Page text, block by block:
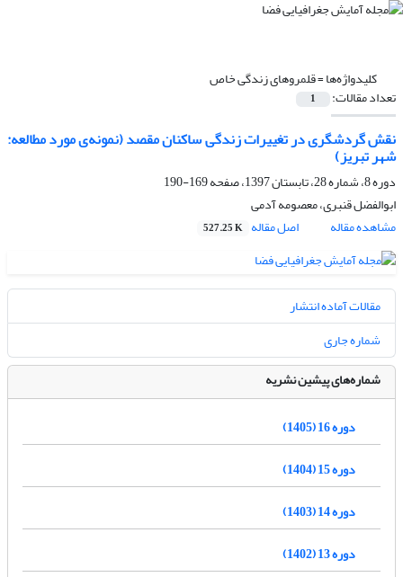
کلیدواژه‌ها =قلمروهای زندگی خاص
تعداد مقالات: 1
نقش گردشگری در تغییرات زندگی ساکنان مقصد (نمونه‌ی مورد مطالعه:
شهر تبریز)
دوره 8، شماره 28، تابستان 1397، صفحه
169-190
ابوالفضل قنبری، معصومه آدمی
مشاهده مقاله
اصل مقاله 527.25 K
مقالات آماده انتشار
شماره جاری
شماره‌های پیشین نشریه
دوره 16 (1405)
دوره 15 (1404)
دوره 14 (1403)
دوره 13 (1402)